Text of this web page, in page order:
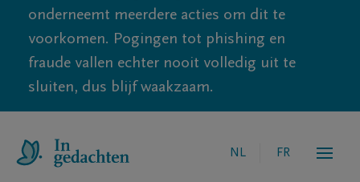
onderneemt meerdere acties om dit te
voorkomen. Pogingen tot phishing en
fraude vallen echter nooit volledig uit te
sluiten, dus blijf waakzaam.
NL FR